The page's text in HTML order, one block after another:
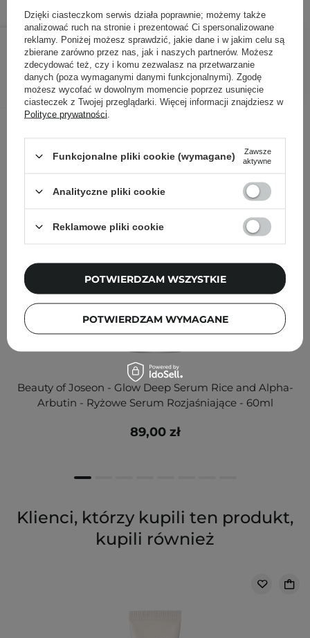
49,40 zł 54,90 zł /szt.
DODAJ DO KOSZYKA
Inni klienci sprawdzali również
Beauty of Joseon - Glow Deep Serum Rice and Alpha-
Arbutin - Ryżowe Serum Rozjaśniające - 60ml
89,00 zł
Klienci, którzy kupili ten produkt,
kupili również
Dzięki ciasteczkom serwis działa poprawnie; możemy także
analizować ruch na stronie i prezentować Ci spersonalizowane
reklamy. Poniżej możesz sprawdzić, jakie dane i w jakim celu są
zbierane zarówno przez nas, jak i naszych partnerów. Możesz
zdecydować też, czy i komu zezwalasz na przetwarzanie
danych (poza wymaganymi danymi funkcjonalnymi). Zgodę
możesz wycofać w dowolnym momencie poprzez usunięcie
ciasteczek z Twojej przeglądarki. Więcej informacji znajdziesz w
Polityce prywatności
Funkcjonalne pliki cookie (wymagane)
Zawsze
aktywne
Analityczne pliki cookie
Reklamowe pliki cookie
POTWIERDZAM WYMAGANE
POTWIERDZAM WSZYSTKIE